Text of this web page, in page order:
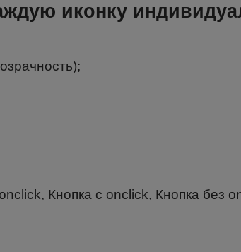
иконку
Кнопка с onclick, Кнопка без